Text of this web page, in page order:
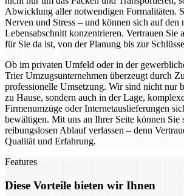
Abwicklung aller notwendigen Formalitäten.
Nerven und Stress – und können sich auf den
Lebensabschnitt konzentrieren. Vertrauen Sie
für Sie da ist, von der Planung bis zur
Ob im privaten Umfeld oder in der
Trier Umzugsunternehmen überzeugt durch
professionelle Umsetzung. Wir sind nicht nur
zu Hause, sondern auch in der Lage,
Firmenumzüge oder Internetauslieferungen
bewältigen. Mit uns an Ihrer Seite können Sie
reibungslosen Ablauf verlassen – denn
Qualität und Erfahrung.
Features
Diese Vorteile bieten wir Ihnen